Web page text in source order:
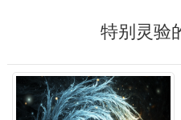
特别灵验